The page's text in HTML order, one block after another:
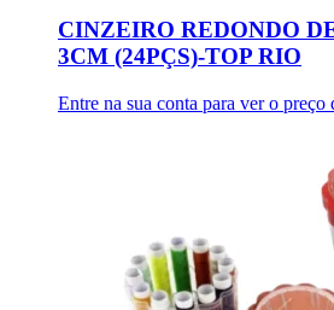
CINZEIRO REDONDO
3CM (24PÇS)-TOP RIO
Entre na sua conta para ver o preço